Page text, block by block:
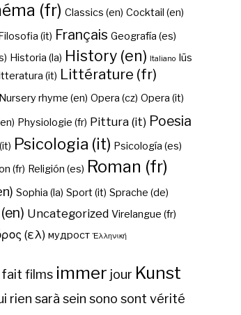
(fr) Classics (en) Cocktail (en)
Filosofia (it) Français Geografía (es)
Historia (la) History (en) Italiano
Iūs
(it) Littérature (fr)
Nursery rhyme (en) Opera (cz) Opera (it)
Physiologie (fr) Pittura (it) Poesia
Psicologia (it) Psicología (es)
(fr) Religión (es) Roman (fr)
Sophia (la) Sport (it) Sprache (de)
Uncategorized Virelangue (fr)
(ελ) мудрост Ἑλληνική
fait films immer jour Kunst
rien sarà sein sono sont vérité